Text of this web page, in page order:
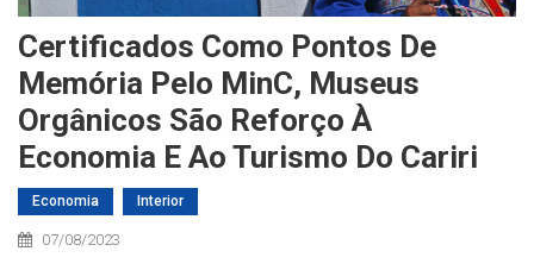
Certificados Como Pontos De
Memória Pelo MinC, Museus
Orgânicos São Reforço À
Economia E Ao Turismo Do Cariri
Economia Interior
07/08/2023